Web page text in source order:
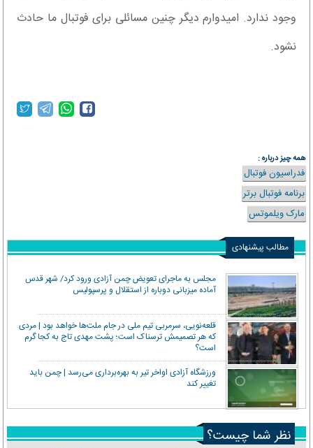
وجود ندارد. امیدوارم دیگر چنین مسائلی برای فوتبال ما حادث
نشود.
همه چیز درباره :
فدراسیون فوتبال
برنامه فوتبال برتر
مارک ویلموتس
مطالب پیشنهادی
مجلس به ماجرای تعویض چمن آزادی ورود کرد/ شهر قدس
آماده میزبانی دوباره از استقلال و پرسپولیس
قلعه‌نویی، سرمربی تیم ملی در جام ملت‌ها خواهد بود | مردی
که هر تصمیمش ترسناک است؛ پشت مهدی تاج به کجا گرم
است؟
ورزشگاه آزادی اواخر تیر به بهره‌برداری می‌رسد | چمن باید
تغییر کند
نظر شما چیست؟